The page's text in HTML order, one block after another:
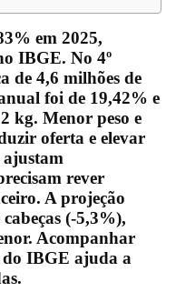
em 2025,
IBGE. No 4º
de 4,6 milhões de
foi de 19,42% e
kg. Menor peso e
oferta e elevar
rever
A projeção
(-5,3%),
Acompanhar
do IBGE ajuda a